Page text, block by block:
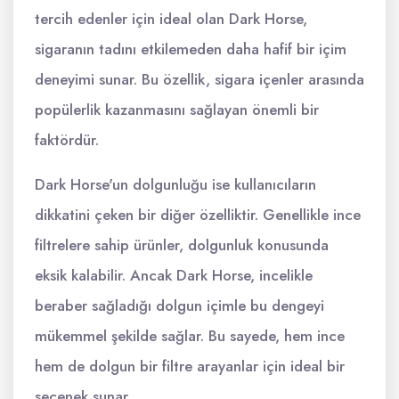
tercih edenler için ideal olan Dark Horse,
sigaranın tadını etkilemeden daha hafif bir içim
deneyimi sunar. Bu özellik, sigara içenler arasında
popülerlik kazanmasını sağlayan önemli bir
faktördür.
Dark Horse'un dolgunluğu ise kullanıcıların
dikkatini çeken bir diğer özelliktir. Genellikle ince
filtrelere sahip ürünler, dolgunluk konusunda
eksik kalabilir. Ancak Dark Horse, incelikle
beraber sağladığı dolgun içimle bu dengeyi
mükemmel şekilde sağlar. Bu sayede, hem ince
hem de dolgun bir filtre arayanlar için ideal bir